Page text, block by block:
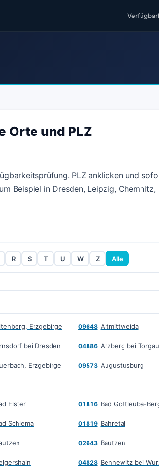
Orte und PLZ
PLZ anklicken und
Beispiel in Dresden, Leipzig, Chemnitz,
R S T U W Z Alle
Erzgebirge 09648 Altmittweida
bei Dresden 04886 Arzberg bei Torgau
Erzgebirge 09573 Augustusburg
Elster 01816
Schlema 01819 Bahretal
02643 Bautzen
04828 Bennewitz bei